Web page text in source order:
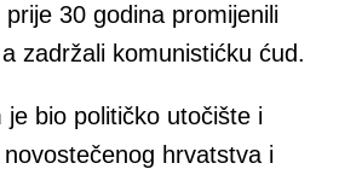
30 godina promijenili
zadržali komunistićku ćud.
je bio političko utočište i
hrvatstva i